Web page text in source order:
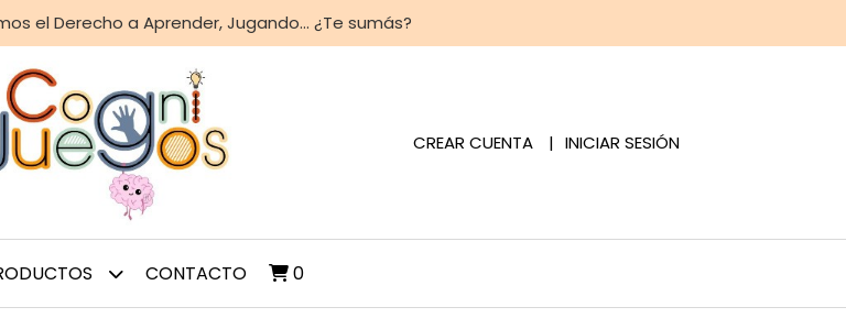
el Derecho a Aprender, Jugando... ¿Te sumás?
CREAR CUENTA INICIAR SESIÓN
CONTACTO 0